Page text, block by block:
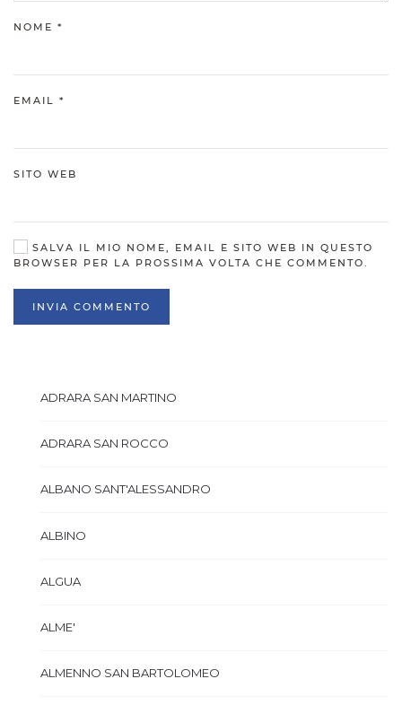
NOME *
EMAIL *
SITO WEB
SALVA IL MIO NOME, EMAIL E SITO WEB IN QUESTO
BROWSER PER LA PROSSIMA VOLTA CHE COMMENTO.
INVIA COMMENTO
ADRARA SAN MARTINO
ADRARA SAN ROCCO
ALBANO SANT'ALESSANDRO
ALBINO
ALGUA
ALME'
ALMENNO SAN BARTOLOMEO